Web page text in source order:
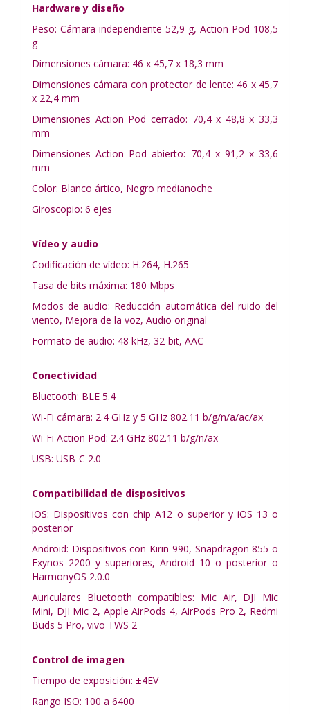
Hardware y diseño
Peso: Cámara independiente 52,9 g, Action Pod 108,5
g
Dimensiones cámara: 46 x 45,7 x 18,3 mm
Dimensiones cámara con protector de lente: 46 x 45,7
x 22,4 mm
Dimensiones Action Pod cerrado: 70,4 x 48,8 x 33,3
mm
Dimensiones Action Pod abierto: 70,4 x 91,2 x 33,6
mm
Color: Blanco ártico, Negro medianoche
Giroscopio: 6 ejes
Vídeo y audio
Codificación de vídeo: H.264, H.265
Tasa de bits máxima: 180 Mbps
Modos de audio: Reducción automática del ruido del
viento, Mejora de la voz, Audio original
Formato de audio: 48 kHz, 32-bit, AAC
Conectividad
Bluetooth: BLE 5.4
Wi-Fi cámara: 2.4 GHz y 5 GHz 802.11 b/g/n/a/ac/ax
Wi-Fi Action Pod: 2.4 GHz 802.11 b/g/n/ax
USB: USB-C 2.0
Compatibilidad de dispositivos
iOS: Dispositivos con chip A12 o superior y iOS 13 o
posterior
Android: Dispositivos con Kirin 990, Snapdragon 855 o
Exynos 2200 y superiores, Android 10 o posterior o
HarmonyOS 2.0.0
Auriculares Bluetooth compatibles: Mic Air, DJI Mic
Mini, DJI Mic 2, Apple AirPods 4, AirPods Pro 2, Redmi
Buds 5 Pro, vivo TWS 2
Control de imagen
Tiempo de exposición: ±4EV
Rango ISO: 100 a 6400